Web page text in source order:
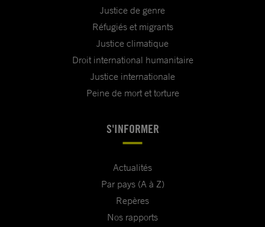
Justice de genre
Réfugiés et migrants
Justice climatique
Droit international humanitaire
Justice internationale
Peine de mort et torture
S'INFORMER
Actualités
Par pays (A à Z)
Repères
Nos rapports